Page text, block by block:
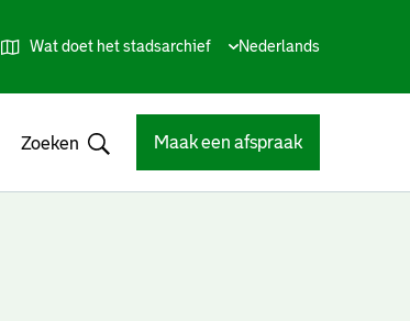
Wat doet het stadsarchief
Huidige
Nederlands
Zoeken Maak een afspraak